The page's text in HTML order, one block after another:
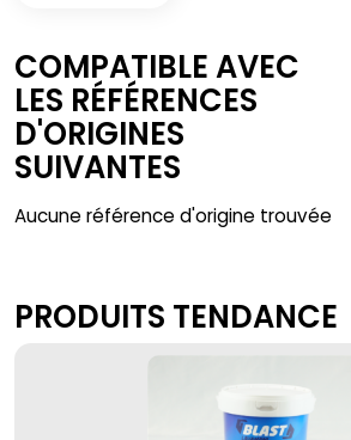
COMPATIBLE AVEC
LES RÉFÉRENCES
D'ORIGINES
SUIVANTES
Aucune référence d'origine trouvée
PRODUITS TENDANCE